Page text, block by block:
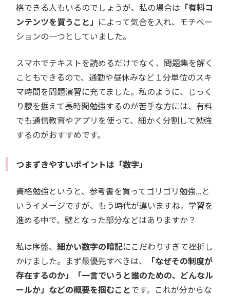
格できる人もいるのでしょうが、私の場合は 「有料コ
ンテンツを買うこと」 によって気合を入れ、モチベー
ションの一つとしていました。
スマホでテキストを読めるだけでなく、問題集を解く
こともできるので、通勤や昼休みなど１分単位のスキ
マ時間を問題演習に充てました。私のように、じっく
り腰を据えて長時間勉強するのが苦手な方には、有料
でも通信教育やアプリを使って、細かく分割して勉強
するのがおすすめです。
つまずきやすいポイントは「数字」
――資格勉強というと、参考書を買ってゴリゴリ勉強...と
いうイメージですが、もう時代が違いますね。学習を
進める中で、壁となった部分などはありますか？
私は序盤、細かい数字の暗記にこだわりすぎて挫折し
かけました。まず最優先すべきは、
「なぜその制度が
存在するのか」「一言でいうと誰のための、どんなル
ールか」などの概要を掴むことです。これが分からな